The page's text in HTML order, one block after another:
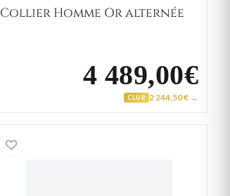
Collier Homme Or alternée
4 489,00€
CLUB 2 244,50 € →